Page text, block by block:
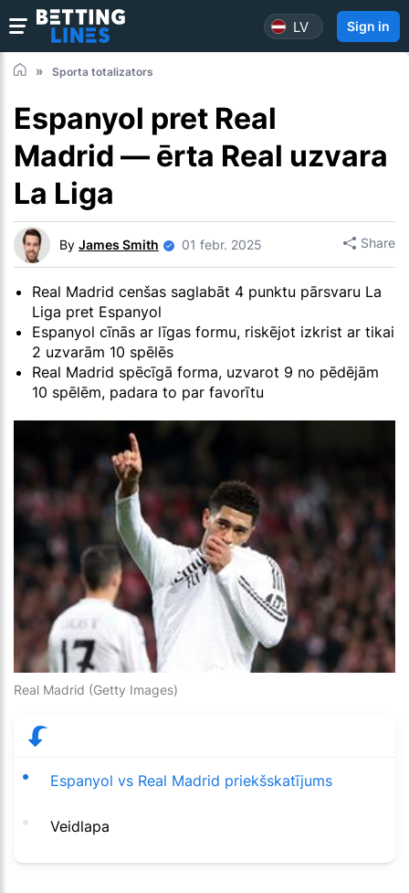
LV Sign in
Sporta totalizators
Espanyol pret Real
Madrid — ērta Real uzvara
La Liga
By James Smith 01 febr. 2025 Share
Real Madrid cenšas saglabāt 4 punktu pārsvaru La
Liga pret Espanyol
Espanyol cīnās ar līgas formu, riskējot izkrist ar tikai
2 uzvarām 10 spēlēs
Real Madrid spēcīgā forma, uzvarot 9 no pēdējām
10 spēlēm, padara to par favorītu
Real Madrid (Getty Images)
Espanyol vs Real Madrid priekšskatījums
Veidlapa